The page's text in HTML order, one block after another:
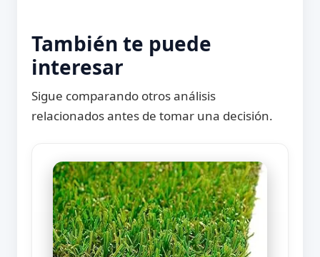
También te puede
interesar
Sigue comparando otros análisis
relacionados antes de tomar una decisión.